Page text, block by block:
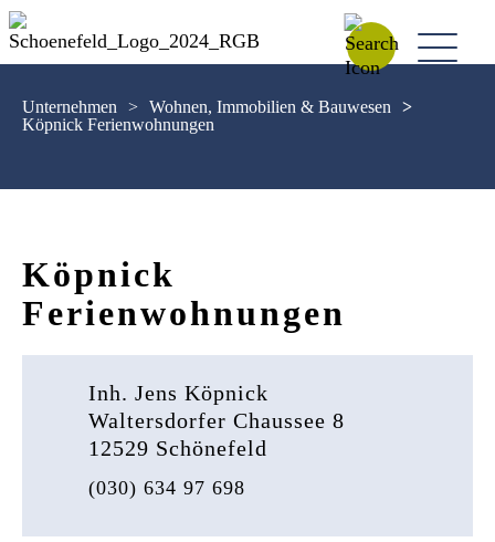
Unternehmen > Wohnen, Immobilien & Bauwesen
>
Köpnick Ferienwohnungen
Köpnick
Ferienwohnungen
Inh. Jens Köpnick
Waltersdorfer Chaussee 8
12529 Schönefeld
(030) 634 97 698